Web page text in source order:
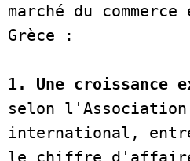
marché du
Grèce :
1. Une croissance
selon l'Association
international,
le chiffre